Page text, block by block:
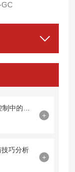
rohs2.0设备在生产线快速筛查与质量控制中的应用
+
巧分析
+